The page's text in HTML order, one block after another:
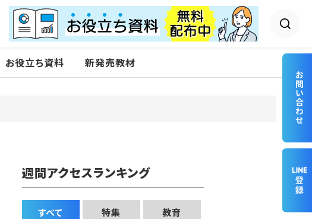
お役立ち資料 新発売教材
週間アクセスランキング
すべて 特集 教育